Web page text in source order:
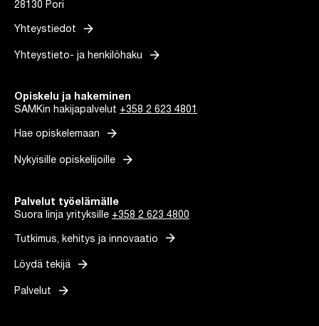
28130 Pori
Yhteystiedot arrow_forward
Yhteystieto- ja henkilöhaku arrow_forward
Opiskelu ja hakeminen
SAMKin hakijapalvelut +358 2 623 4801
Hae opiskelemaan arrow_forward
Nykyisille opiskelijoille arrow_forward
Palvelut työelämälle
Suora linja yrityksille +358 2 623 4800
Tutkimus, kehitys ja innovaatio arrow_forward
Löydä tekijä arrow_forward
Palvelut arrow_forward